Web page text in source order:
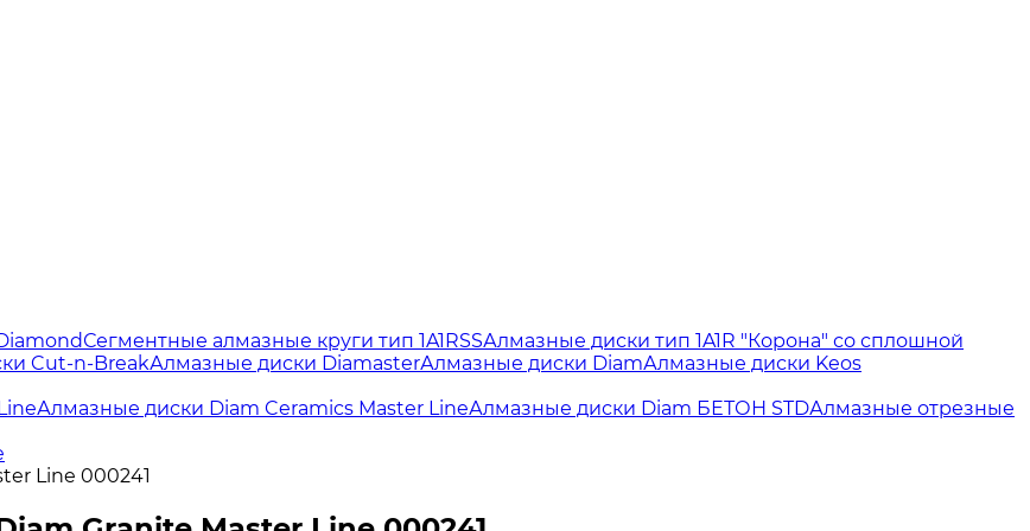
Сегментные алмазные круги тип 1A1RSSАлмазные диски тип 1A1R "Корона" со сплошной
Cut-n-BreakАлмазные диски DiamasterАлмазные диски DiamАлмазные диски Keos
Алмазные диски Diam Ceramics Master LineАлмазные диски Diam БЕТОН STDАлмазные отрезные
Line 000241